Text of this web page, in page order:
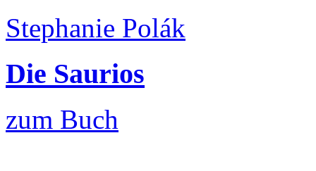
Stephanie Polák
Die Saurios
zum Buch